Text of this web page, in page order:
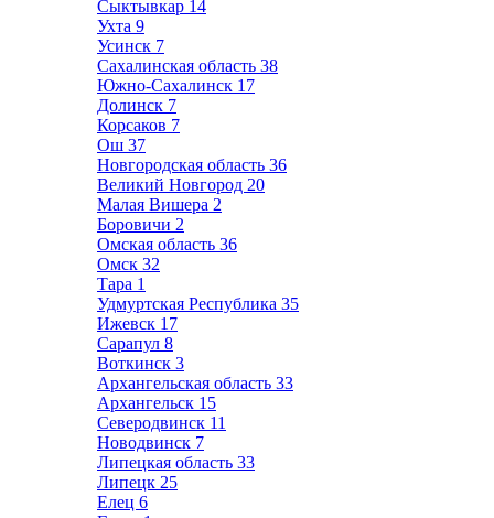
Сыктывкар 14
Ухта 9
Усинск 7
Сахалинская область 38
Южно-Сахалинск 17
Долинск 7
Корсаков 7
Ош 37
Новгородская область 36
Великий Новгород 20
Малая Вишера 2
Боровичи 2
Омская область 36
Омск 32
Тара 1
Удмуртская Республика 35
Ижевск 17
Сарапул 8
Воткинск 3
Архангельская область 33
Архангельск 15
Северодвинск 11
Новодвинск 7
Липецкая область 33
Липецк 25
Елец 6